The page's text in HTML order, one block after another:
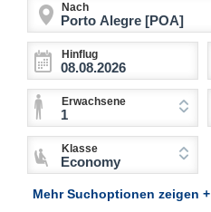
Nach
Hinflug
Erwachsene
1
Klasse
Economy
Mehr Suchoptionen zeigen +